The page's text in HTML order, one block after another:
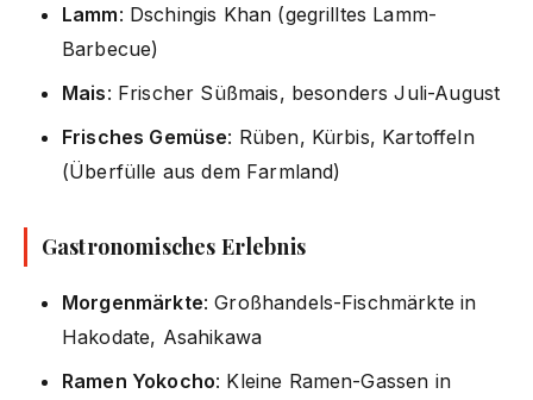
Lamm: Dschingis Khan (gegrilltes Lamm-
Barbecue)
Mais: Frischer Süßmais, besonders Juli-August
Frisches Gemüse: Rüben, Kürbis, Kartoffeln
(Überfülle aus dem Farmland)
Gastronomisches Erlebnis
Morgenmärkte: Großhandels-Fischmärkte in
Hakodate, Asahikawa
Ramen Yokocho: Kleine Ramen-Gassen in